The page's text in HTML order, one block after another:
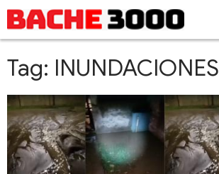
Tag: INUNDACIONES